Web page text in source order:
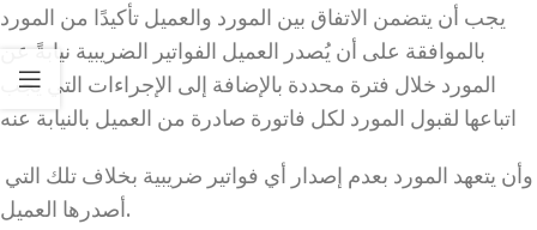
يجب أن يتضمن الاتفاق بين المورد والعميل تأكيدًا من المورد
بالموافقة على أن يُصدر العميل الفواتير الضريبية نيابةً عن
المورد خلال فترة محددة بالإضافة إلى الإجراءات التي يجب
اتباعها لقبول المورد لكل فاتورة صادرة من العميل بالنيابة عنه
أصدرها العميل.